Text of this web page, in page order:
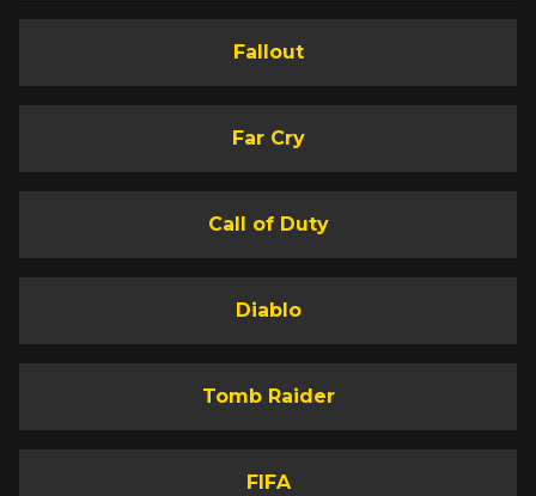
Fallout
Far Cry
Call of Duty
Diablo
Tomb Raider
FIFA